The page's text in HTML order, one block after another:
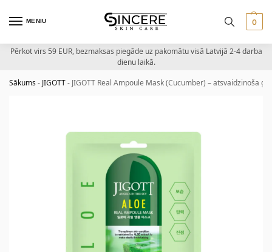
MENIU 0
Pērkot virs 59 EUR, bezmaksas piegāde uz pakomātu visā Latvijā 2-4 darba
dienu laikā.
Sākums- JIGOTT- JIGOTT Real Ampoule Mask (Cucumber) – atsvaidzinoša